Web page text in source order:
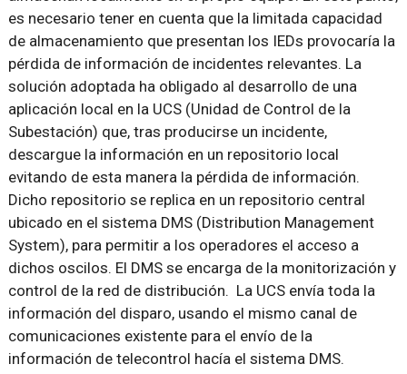
es necesario tener en cuenta que la limitada capacidad
de almacenamiento que presentan los IEDs provocaría la
pérdida de información de incidentes relevantes. La
solución adoptada ha obligado al desarrollo de una
aplicación local en la UCS (Unidad de Control de la
Subestación) que, tras producirse un incidente,
descargue la información en un repositorio local
evitando de esta manera la pérdida de información.
Dicho repositorio se replica en un repositorio central
ubicado en el sistema DMS (Distribution Management
System), para permitir a los operadores el acceso a
dichos oscilos. El DMS se encarga de la monitorización y
control de la red de distribución. La UCS envía toda la
información del disparo, usando el mismo canal de
comunicaciones existente para el envío de la
información de telecontrol hacía el sistema DMS.